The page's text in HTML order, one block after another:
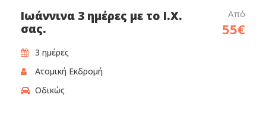
Ιωάννινα 3 ημέρες με το Ι.Χ.
σας.
Από
55€
3 ημέρες‎
Ατομική Εκδρομή
Οδικώς